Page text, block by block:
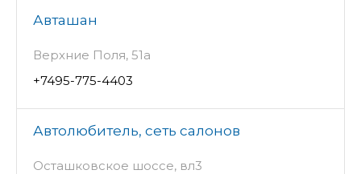
Авташан
Верхние Поля, 51а
+7495-775-4403
Автолюбитель, сеть салонов
Осташковское шоссе, вл3